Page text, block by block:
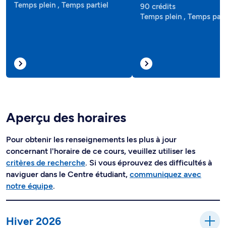
Temps plein , Temps partiel
90 crédits
Temps plein , Temps
Aperçu des horaires
Pour obtenir les renseignements les plus à jour
concernant l'horaire de ce cours, veuillez utiliser les
critères de recherche. Si vous éprouvez des difficultés à
naviguer dans le Centre étudiant, communiquez avec
notre équipe.
Hiver 2026